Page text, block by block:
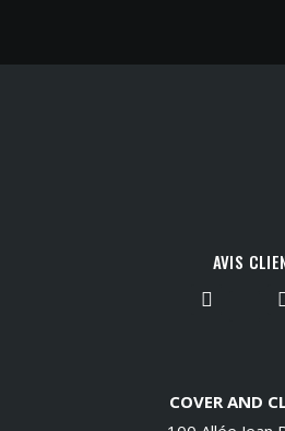
AVIS
COVER AND